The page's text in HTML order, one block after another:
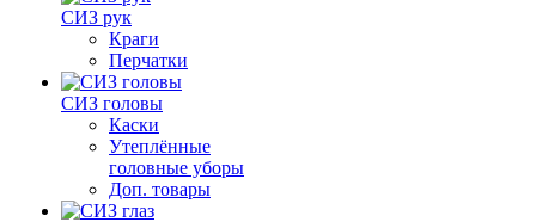
СИЗ рук
Краги
Перчатки
СИЗ головы
Каски
Утеплённые
головные уборы
Доп. товары